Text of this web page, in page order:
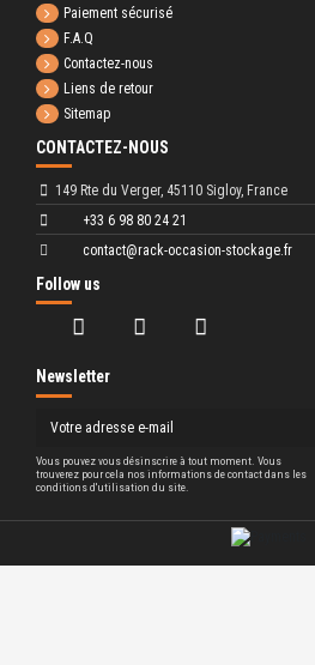
Paiement sécurisé
F.A.Q
Contactez-nous
Liens de retour
Sitemap
CONTACTEZ-NOUS
149 Rte du Verger, 45110 Sigloy, France
+33 6 98 80 24 21
contact@rack-occasion-stockage.fr
Follow us
Newsletter
Vous pouvez vous désinscrire à tout moment. Vous
trouverez pour cela nos informations de contact dans les
conditions d'utilisation du site.